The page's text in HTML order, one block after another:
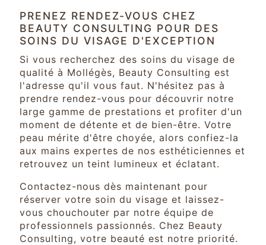
PRENEZ RENDEZ-VOUS CHEZ
BEAUTY CONSULTING POUR DES
SOINS DU VISAGE D'EXCEPTION
Si vous recherchez des soins du visage de
qualité à Mollégès, Beauty Consulting est
l'adresse qu'il vous faut. N'hésitez pas à
prendre rendez-vous pour découvrir notre
large gamme de prestations et profiter d'un
moment de détente et de bien-être. Votre
peau mérite d'être choyée, alors confiez-la
aux mains expertes de nos esthéticiennes et
retrouvez un teint lumineux et éclatant.
Contactez-nous dès maintenant pour
réserver votre soin du visage et laissez-
vous chouchouter par notre équipe de
professionnels passionnés. Chez Beauty
Consulting, votre beauté est notre priorité.